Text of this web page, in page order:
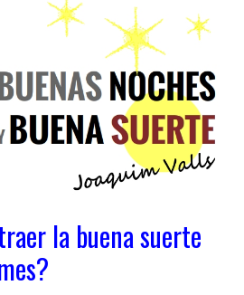
la buena suerte